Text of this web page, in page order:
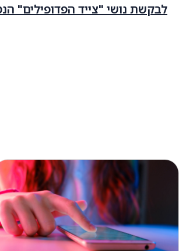
לבקשת נושי "צייד הפדופילים"